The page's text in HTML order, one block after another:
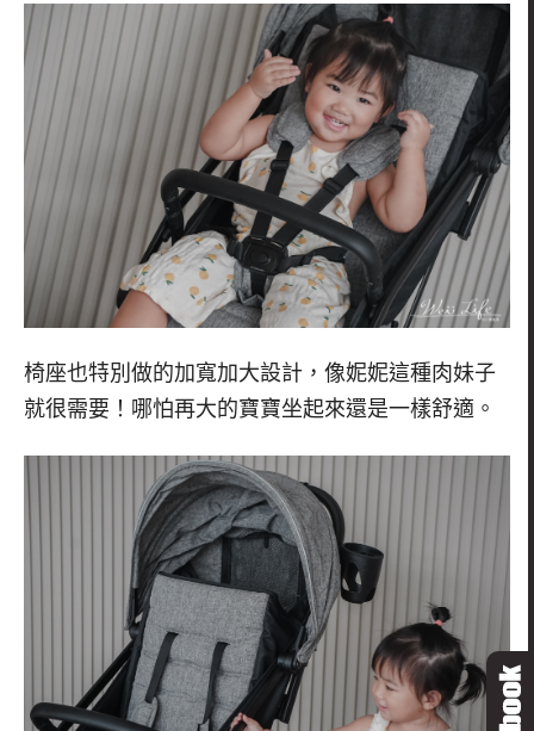
椅座也特別做的加寬加大設計，像妮妮這種肉妹子
就很需要！哪怕再大的寶寶坐起來還是一樣舒適。